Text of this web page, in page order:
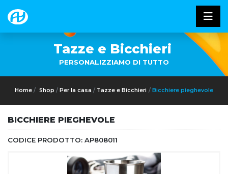
Tazze e Bicchieri
PERSONALIZZIAMO DI TUTTO
Home Shop Per la casa Tazze e Bicchieri Bicchiere pieghevole
BICCHIERE PIEGHEVOLE
CODICE PRODOTTO: AP808011